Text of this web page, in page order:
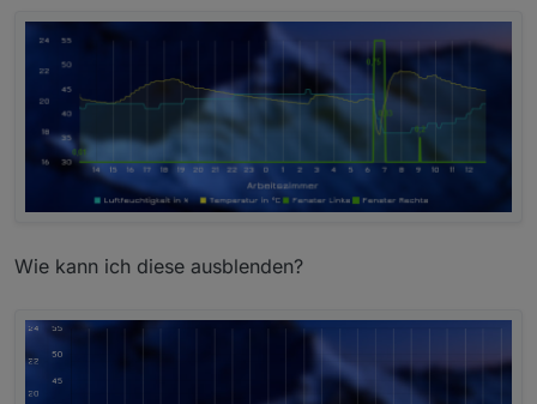
Wie kann ich diese ausblenden?